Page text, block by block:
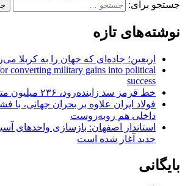
جستجو برای:
نوشته‌های تازه
اربعین؛ جاده‌ای که جهان را به کربلا
converting military gains into political
success
خط قرمز سد زاینده‌رود، ۲۳۶ میلیون مترمکعب است
فولاد ایران علاوه بر بحران جهانی،
داخلی هم روبه‌روست
استاندار اصفهان: بازسازی واحدهای
جدید آغاز شده است
بایگانی